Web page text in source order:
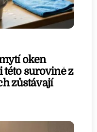
oken
této surovině z
zůstávají